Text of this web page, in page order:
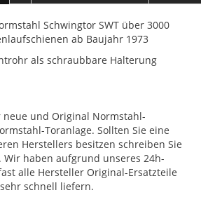
Schwingtor SWT über 3000
ab Baujahr 1973
als schraubbare Halterung
und Original Normstahl-
Toranlage. Sollten Sie eine
Herstellers besitzen schreiben Sie
Wir haben aufgrund unseres 24h-
alle Hersteller Original-Ersatzteile
schnell liefern.